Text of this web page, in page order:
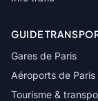
GUIDE
Gares de Paris
Aéroports de Paris
Tourisme &